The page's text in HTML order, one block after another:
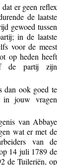
er geen reflex
de laatste
gewoed tussen
in de laatste
voor de meest
op heden heeft
de partij zijn
dan ook goed te
in jouw vragen
van Abbaye
wat er met de
van de
14 juli 1789 de
de Tuileriën, op